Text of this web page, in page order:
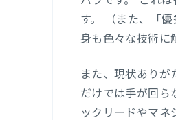
す。 （また、「
身も色々な技術に
また、現状あり
だけでは手が回ら
ックリードやマ